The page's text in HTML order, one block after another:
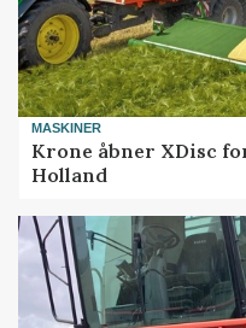
MASKINER
Krone åbner XDisc
Holland